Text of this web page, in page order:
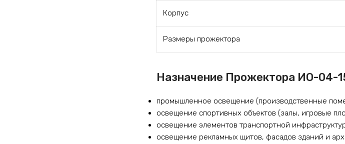
Корпус
Размеры прожектора
Назначение Прожектора ИО-04-
промышленное освещение (производственные
освещение спортивных объектов (залы, игровые
освещение элементов транспортной
освещение рекламных щитов, фасадов зданий и